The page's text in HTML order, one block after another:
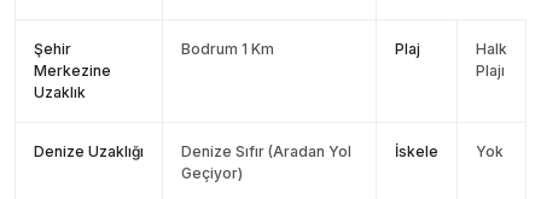
Şehir
Merkezine
Uzaklık
Bodrum 1 Km Plaj
Halk
Plajı
Denize Uzaklığı
Denize Sıfır (Aradan Yol
Geçiyor)
İskele Yok